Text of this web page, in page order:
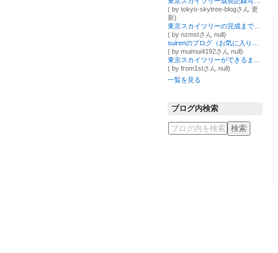
( by tokyo-skytree-blogさん 更
新)
( by nzmstさん null)
( by muimui4192さん null)
( by from1stさん null)
一覧を見る
ブログ内検索